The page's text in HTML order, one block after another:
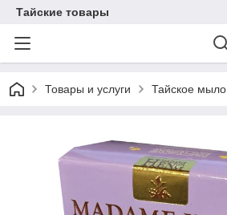
Тайские товары
Товары и услуги Тайское мыло